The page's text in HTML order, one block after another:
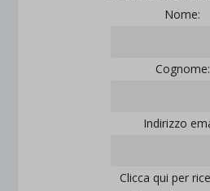
Nome:
Cognome:
Indirizzo
Clicca qui per